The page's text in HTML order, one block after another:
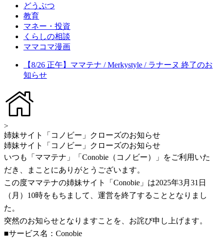
どうぶつ
教育
マネー・投資
くらしの相談
ママコマ漫画
【8/26 正午】ママテナ / Merkystyle / ラナーヌ 終了のお
知らせ
>
姉妹サイト「コノビー」クローズのお知らせ
姉妹サイト「コノビー」クローズのお知らせ
いつも「ママテナ」「Conobie（コノビー）」をご利用いた
だき、まことにありがとうございます。
この度ママテナの姉妹サイト「Conobie」は2025年3月31日
（月）10時をもちまして、運営を終了することとなりまし
た。
突然のお知らせとなりますことを、お詫び申し上げます。
■サービス名：Conobie